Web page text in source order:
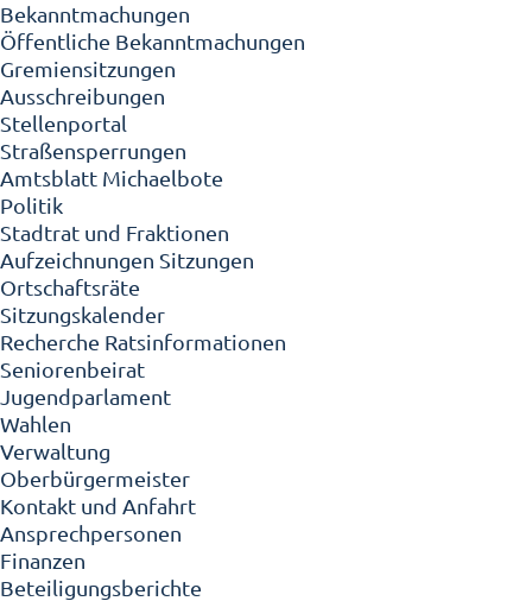
Bekanntmachungen
Öffentliche Bekanntmachungen
Gremiensitzungen
Ausschreibungen
Stellenportal
Straßensperrungen
Amtsblatt Michaelbote
Politik
Stadtrat und Fraktionen
Aufzeichnungen Sitzungen
Ortschaftsräte
Sitzungskalender
Recherche Ratsinformationen
Seniorenbeirat
Jugendparlament
Wahlen
Verwaltung
Oberbürgermeister
Kontakt und Anfahrt
Ansprechpersonen
Finanzen
Beteiligungsberichte